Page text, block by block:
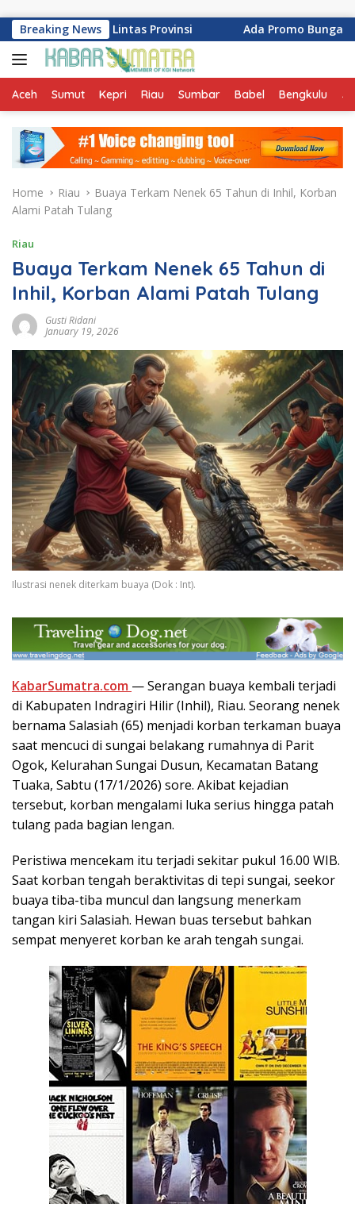
Breaking News
Rider Lintas Provinsi Ada Promo Bunga 0 Persen
Aceh Sumut Kepri Riau Sumbar Babel Bengkulu
Home Riau
Buaya Terkam Nenek 65 Tahun di Inhil, Korban
Alami Patah Tulang
Riau
Buaya Terkam Nenek 65 Tahun di
Inhil, Korban Alami Patah Tulang
Gusti Ridani
January 19, 2026
Ilustrasi nenek diterkam buaya (Dok : Int).
KabarSumatra.com — Serangan buaya kembali terjadi
di Kabupaten Indragiri Hilir (Inhil), Riau. Seorang nenek
bernama Salasiah (65) menjadi korban terkaman buaya
saat mencuci di sungai belakang rumahnya di Parit
Ogok, Kelurahan Sungai Dusun, Kecamatan Batang
Tuaka, Sabtu (17/1/2026) sore. Akibat kejadian
tersebut, korban mengalami luka serius hingga patah
tulang pada bagian lengan.
Peristiwa mencekam itu terjadi sekitar pukul 16.00 WIB.
Saat korban tengah beraktivitas di tepi sungai, seekor
buaya tiba-tiba muncul dan langsung menerkam
tangan kiri Salasiah. Hewan buas tersebut bahkan
sempat menyeret korban ke arah tengah sungai.